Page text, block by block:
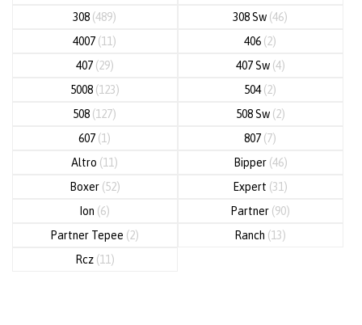
308 (489) 308 Sw (46)
4007 (11) 406 (2)
407 (29) 407 Sw (4)
5008 (123) 504(2)
508 (127) 508 Sw (2)
607 (1) 807 (7)
Altro (11) Bipper (46)
Boxer (52) Expert (31)
Ion (6) Partner (90)
Partner Tepee (2) Ranch (13)
Rcz (11)